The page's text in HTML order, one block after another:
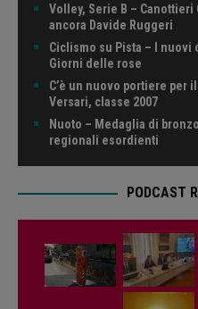
Volley, Serie B – Canottieri
ancora Davide Ruggeri
Ciclismo su Pista – I
Giorni delle rose
C’è un nuovo portiere per
Versari, classe 2007
Nuoto – Medaglia di
regionali esordienti
PODCAST